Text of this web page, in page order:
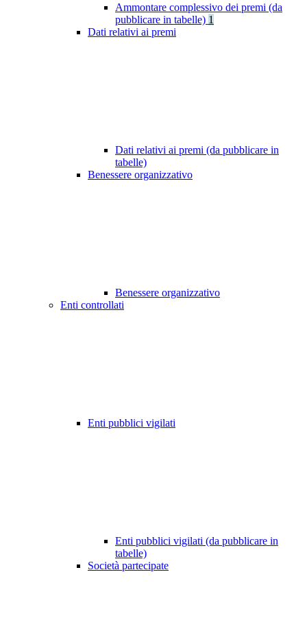
Ammontare complessivo dei premi (da
pubblicare in tabelle) 1
Dati relativi ai premi
Dati relativi ai premi (da pubblicare in
tabelle)
Benessere organizzativo
Benessere organizzativo
Enti controllati
Enti pubblici vigilati
Enti pubblici vigilati (da pubblicare in
tabelle)
Società partecipate